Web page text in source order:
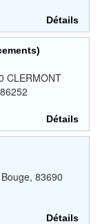
Détails
CLERMONT
Détails
83690
Détails